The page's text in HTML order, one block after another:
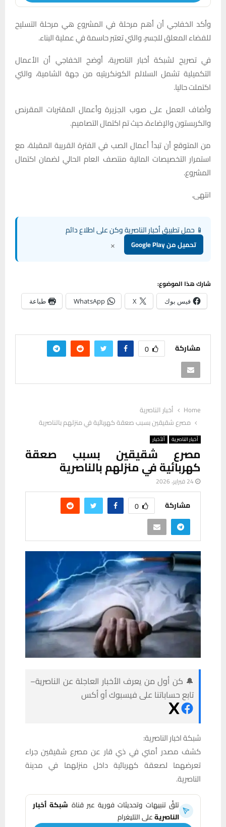
وأكد الخفاجي أن أهم مرحلة في المشروع هي مرحلة التسليح
للفضاء المعلق للجسر، والتي تعتبر حاسمة في عملية البناء.
في تصريح لشبكة أخبار الناصرية، أوضح الخفاجي أن الأعمال
التكميلية تشمل السلالم الكونكريتيه من جهة الشامية، والتي
اكتملت حاليا.
وأضاف العمل على صوب الجزيرة وأعمال المقتربات المقرنص
والكربستون والإضاءة، حيث تم اكتمال التصاميم.
من المتوقع أن تبدأ أعمال الصب في الفترة القريبة المقبلة، مع
استمرار التخصيصات المالية منتصف العام الحالي لضمان اكتمال
المشروع.
انتهى.
📱 حمل تطبيق أخبار الناصرية وكن على اطلاع دائم
تحميل من Google Play ×
شارك هذا الموضوع:
فيس بوك X
WhatsApp طباعة
مشاركة 0
Home
أخبار الناصرية
مصرع شقيقين بسبب صعقة كهربائية في منزلهم بالناصرية
أخبار الناصرية ألأخبار
مصرع شقيقين بسبب صعقة
كهربائية في منزلهم بالناصرية
24 فبراير، 2026
مشاركة 0
🔔 كن أول من يعرف الأخبار العاجلة عن الناصرية–
تابع حساباتنا على فيسبوك أو أكس
شبكة اخبار الناصرية:
كشف مصدر أمني في ذي قار عن مصرع شقيقين جراء
تعرضهما لصعقة كهربائية داخل منزلهما في مدينة
الناصرية.
تلقَّ تنبيهات وتحديثات فورية عبر قناة شبكة أخبار
الناصريةعلى التليغرام